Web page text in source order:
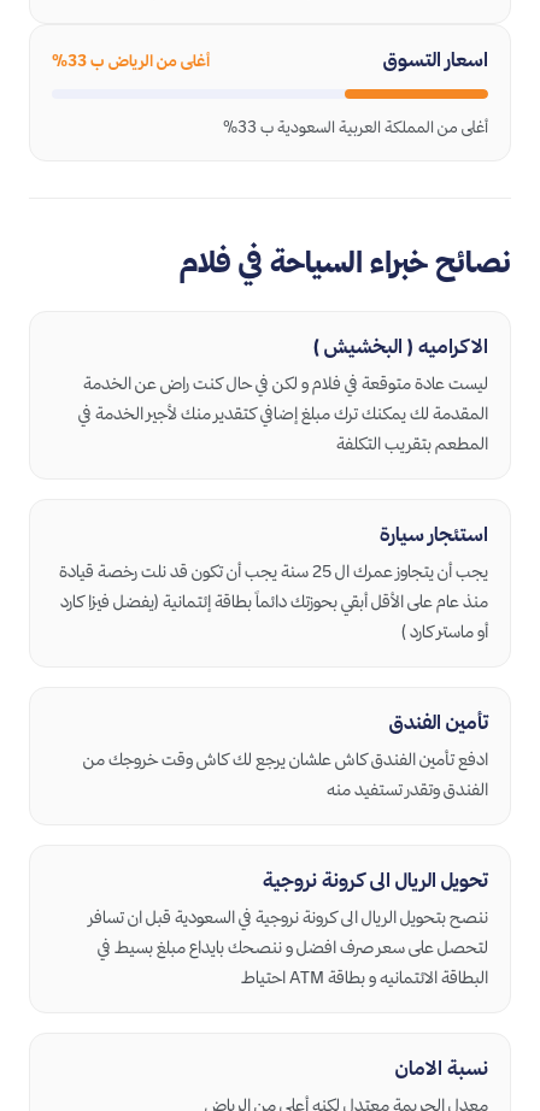
اسعار التسوق أغلى من الرياض ب 33%
أغلى من المملكة العربية السعودية ب 33%
نصائح خبراء السياحة في فلام
الاكراميه ( البخشيش )
ليست عادة متوقعة في فلام و لكن في حال كنت راض عن الخدمة
المقدمة لك يمكنك ترك مبلغ إضافي كتقدير منك لأجير الخدمة في
المطعم بتقريب التكلفة
استئجار سيارة
يجب أن يتجاوز عمرك ال 25 سنة يجب أن تكون قد نلت رخصة قيادة
منذ عام على الأقل أبقي بحوزتك دائماً بطاقة إئتمانية (يفضل فيزا كارد
أو ماستر كارد )
تأمين الفندق
ادفع تأمين الفندق كاش علشان يرجع لك كاش وقت خروجك من
الفندق وتقدر تستفيد منه
تحويل الريال الى كرونة نروجية
ننصح بتحويل الريال الى كرونة نروجية في السعودية قبل ان تسافر
لتحصل على سعر صرف افضل و ننصحك بايداع مبلغ بسيط في
البطاقة الائتمانيه و بطاقة ATM احتياط
نسبة الامان
معدل الجريمة معتدل لكنه أعلى من الرياض